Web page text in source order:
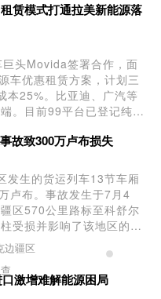
直接诱因包括关税负担
成本，以及中国市场销
下降25.9%。
赁模式打通拉美新能源落
头Movida签署合作，面
车优惠租赁方案，计划三
本25%。比亚迪、广汽等
。目前99平台已登记纯电
行平台+本地租赁+中国车
色出行模式复制拉美，为
核心难题。
故致300万卢布损失
发生的货运列车13节车厢
卢布。事故发生于7月4
区570公里路标至科舒尔
受损并影响了该地区的列
上部结构和13节脱轨车厢
。目前相关部门已根据
款立案调查，指控涉及因
导致重大损失。
边疆区
激增难解能源困局